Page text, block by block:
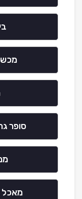
סופר
מאכל